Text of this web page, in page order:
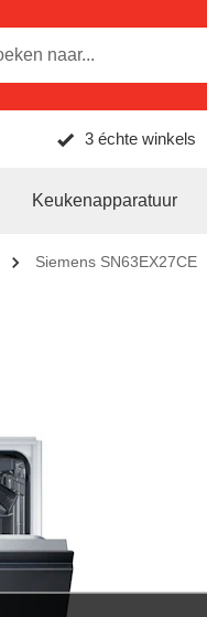
3 échte winkels
Keukenapparatuur
Siemens SN63EX27CE